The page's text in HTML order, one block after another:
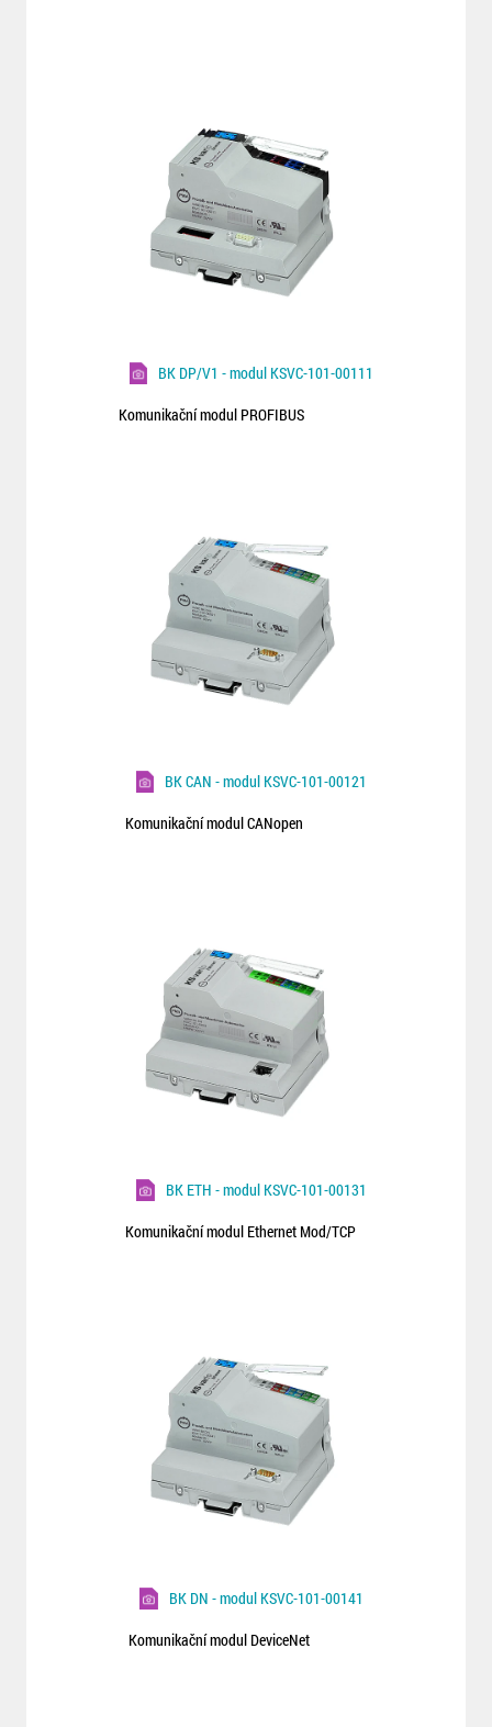
BK DP/V1 - modul KSVC-101-00111
Komunikační modul PROFIBUS
BK CAN - modul KSVC-101-00121
Komunikační modul CANopen
BK ETH - modul KSVC-101-00131
Komunikační modul Ethernet Mod/TCP
BK DN - modul KSVC-101-00141
Komunikační modul DeviceNet